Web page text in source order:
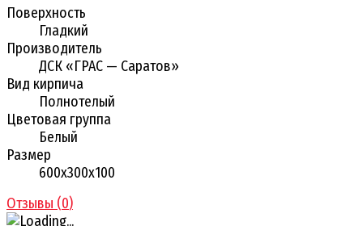
Поверхность
Гладкий
Производитель
ДСК «ГРАС — Саратов»
Вид кирпича
Полнотелый
Цветовая группа
Белый
Размер
600х300х100
Отзывы (0)